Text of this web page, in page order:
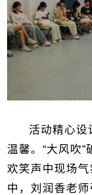
活动精心设
温馨。“大风吹”
欢笑声中现场
中，刘润香老师